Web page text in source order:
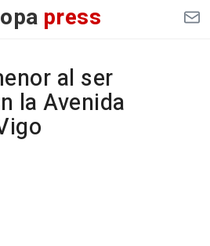
press
al ser
la Avenida